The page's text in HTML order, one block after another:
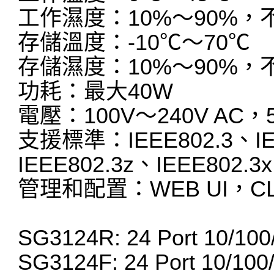
工作濕度：10%～90%，
存儲溫度：-10℃～70℃
存儲濕度：10%～90%，
功耗：最大40W
電壓：100V～240V AC，
支援標準：IEEE802.3、
IEEE802.3z、
管理和配置：WEB UI，
SG3124R: 24 Port 10/
SG3124F: 24 Port 10/